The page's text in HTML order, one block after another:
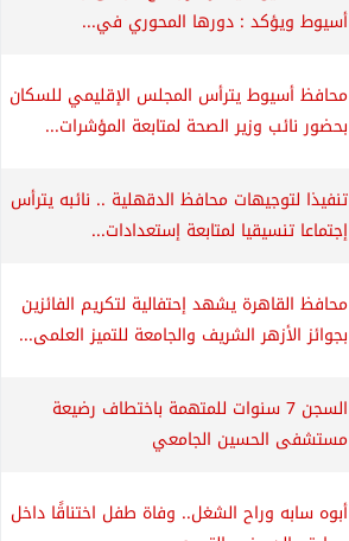
أسيوط ويؤكد : دورها المحوري في...
محافظ أسيوط يترأس المجلس الإقليمي للسكان
بحضور نائب وزير الصحة لمتابعة المؤشرات...
تنفيذا لتوجيهات محافظ الدقهلية .. نائبه يترأس
إجتماعا تنسيقيا لمتابعة إستعدادات...
محافظ القاهرة يشهد إحتفالية لتكريم الفائزين
بجوائز الأزهر الشريف والجامعة للتميز العلمى...
السجن 7 سنوات للمتهمة باختطاف رضيعة
مستشفى الحسين الجامعي
أبوه سابه وراح الشغل.. وفاة طفل اختناقًا داخل